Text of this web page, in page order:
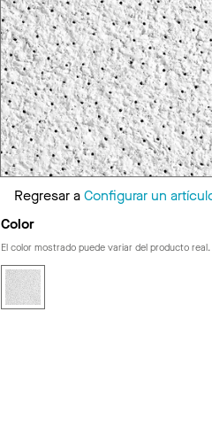
Regresar aConfigurar un
Color
El color mostrado puede variar del producto real.